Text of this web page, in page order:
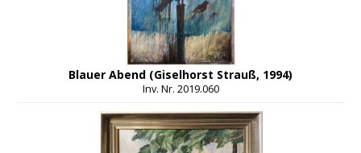
Blauer Abend (Giselhorst Strauß, 1994)
Inv. Nr. 2019.060